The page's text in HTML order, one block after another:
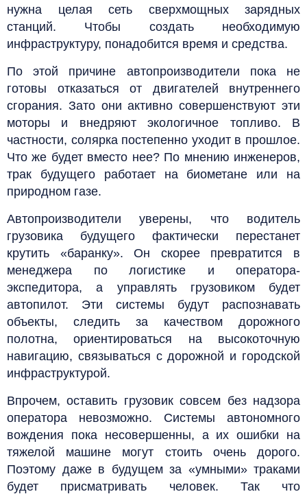
нужна целая сеть сверхмощных зарядных
станций. Чтобы создать необходимую
инфраструктуру, понадобится время и средства.
По этой причине автопроизводители пока не
готовы отказаться от двигателей внутреннего
сгорания. Зато они активно совершенствуют эти
моторы и внедряют экологичное топливо. В
частности, солярка постепенно уходит в прошлое.
Что же будет вместо нее? По мнению инженеров,
трак будущего работает на биометане или на
природном газе.
Автопроизводители уверены, что водитель
грузовика будущего фактически перестанет
крутить «баранку». Он скорее превратится в
менеджера по логистике и оператора-
экспедитора, а управлять грузовиком будет
автопилот. Эти системы будут распознавать
объекты, следить за качеством дорожного
полотна, ориентироваться на высокоточную
навигацию, связываться с дорожной и городской
инфраструктурой.
Впрочем, оставить грузовик совсем без надзора
оператора невозможно. Системы автономного
вождения пока несовершенны, а их ошибки на
тяжелой машине могут стоить очень дорого.
Поэтому даже в будущем за «умными» траками
будет присматривать человек. Так что